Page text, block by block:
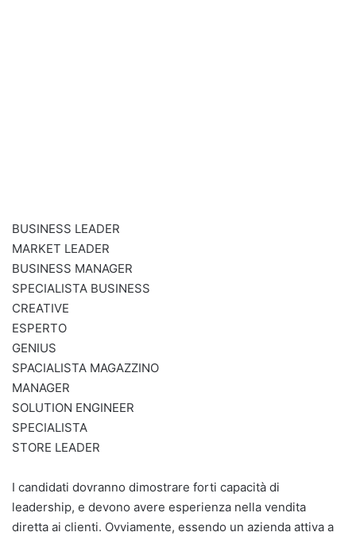
BUSINESS LEADER
MARKET LEADER
BUSINESS MANAGER
SPECIALISTA BUSINESS
CREATIVE
ESPERTO
GENIUS
SPACIALISTA MAGAZZINO
MANAGER
SOLUTION ENGINEER
SPECIALISTA
STORE LEADER
I candidati dovranno dimostrare forti capacità di
leadership, e devono avere esperienza nella vendita
diretta ai clienti. Ovviamente, essendo un azienda attiva a